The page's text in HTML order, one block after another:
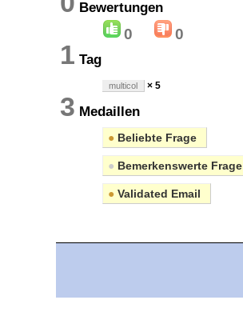
Bewertungen
0 0
1 Tag
multicol × 5
3 Medaillen
● Beliebte Frage
● Bemerkenswerte Frage
● Validated Email